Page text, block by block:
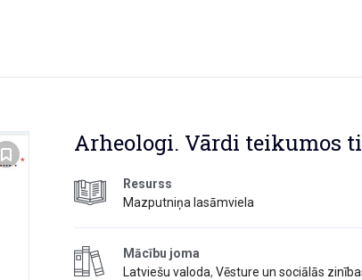
Arheologi. Vārdi teikumos
Resurss
Mazputniņa lasāmviela
Mācību joma
Latviešu valoda, Vēsture un sociālās